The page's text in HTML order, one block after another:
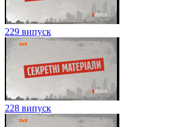
229 випуск
228 випуск